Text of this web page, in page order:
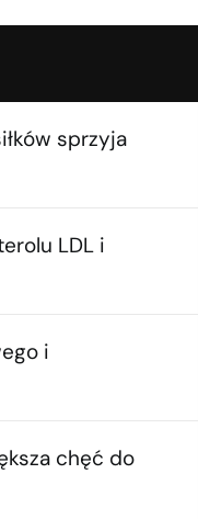
sprzyja
LDL i
i
chęć do